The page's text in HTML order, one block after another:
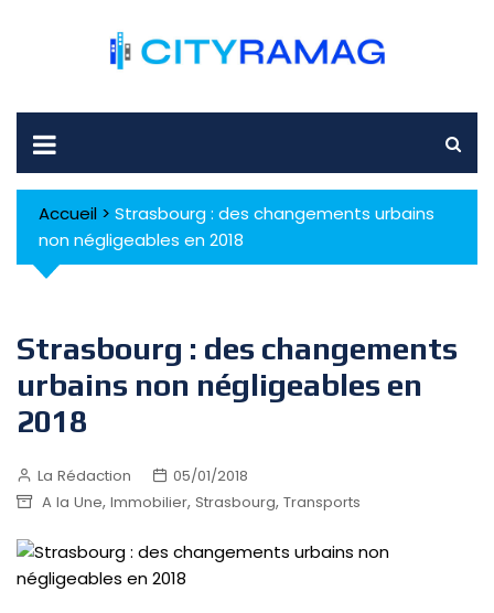
Accueil > Strasbourg : des changements urbains
non négligeables en 2018
Strasbourg : des changements
urbains non négligeables en
2018
La Rédaction
05/01/2018
A la Une, Immobilier, Strasbourg, Transports